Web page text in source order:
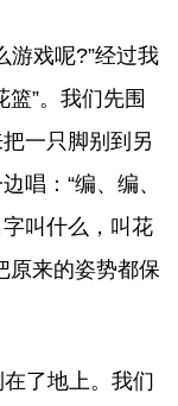
游戏呢?”经过我
”。我们先围
一只脚别到另
唱：“编、编、
叫什么，叫花
来的姿势都保
了地上。我们